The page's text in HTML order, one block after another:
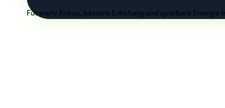
Für mehr Fokus, bessere Erholung und spürbare Energie